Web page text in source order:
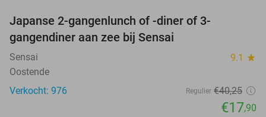
Japanse 2-gangenlunch of -diner of 3-
gangendiner aan zee bij Sensai
Sensai 9.1 star
Oostende
Verkocht: 976
Regulier €40,25
€17,90